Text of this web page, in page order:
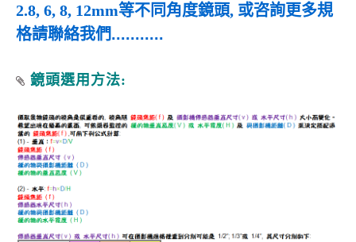
2.8, 6, 8, 12mm等不同角度鏡頭, 或咨詢更多規
格請聯絡我們...........
鏡頭選用方法: